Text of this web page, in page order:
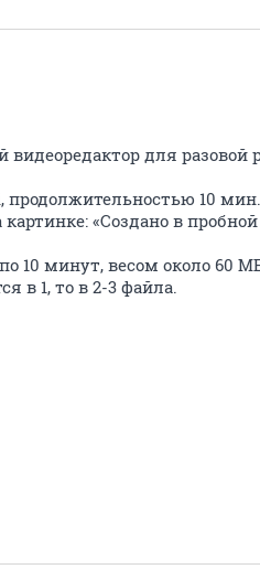
для разовой
10
«Создано в пробной
10 минут, весом около 60
в 1, то в 2-3 файла.